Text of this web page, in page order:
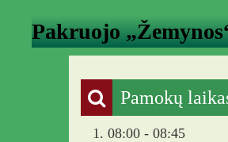
Pakruojo
Pamokų
1. 08:00 - 08:45